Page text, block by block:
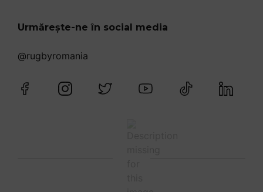
Urmărește-ne în social media
@rugbyromania